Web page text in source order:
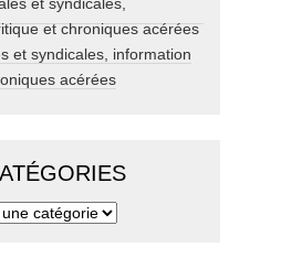
et syndicales, information
acérées